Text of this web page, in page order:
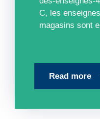
C, les
magasins sont
Read more